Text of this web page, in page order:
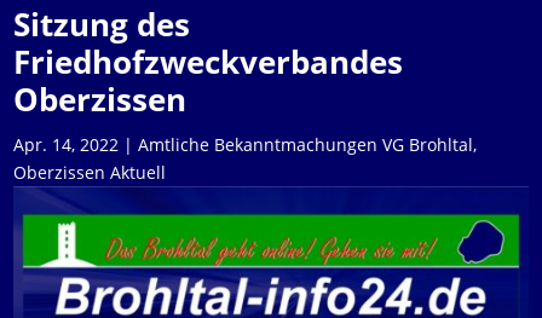
Sitzung des
Friedhofzweckverbandes
Oberzissen
Apr. 14, 2022 | Amtliche Bekanntmachungen VG Brohltal,
Oberzissen Aktuell